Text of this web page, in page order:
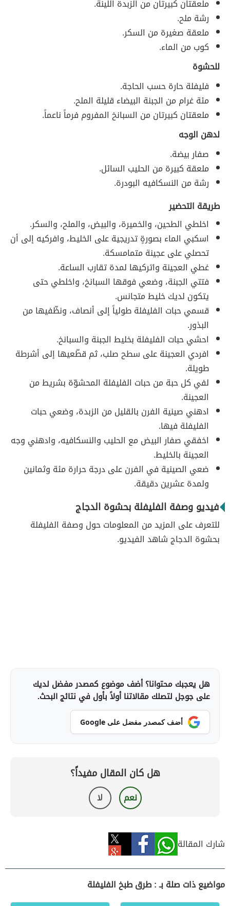
ملعقتان كبيرتان من الزبدة اللينة.
رشة ملح.
ملعقة صغيرة من السكر.
كوب من الماء.
للحشوة
فليفلة حارة حسب الحاجة.
مئة غرام من الجبنة البيضاء قليلة الملح.
ملعقتان كبيرتان من السبانخ المفروم فرماً ناعماً.
لدهن الوجه
صفار بيضة.
ملعقة كبيرة من الحليب السائل.
رشة من النسكافيه البودرة.
طريقة التحضير
اخلطي الطحين، والخميرة، والبيض، والملح، والسكر.
اسكبي الماء بصورةٍ تدريجية على الخليط، وافركيه إلى أن
تحصلي على عجينة متمامسكة.
غطي العجينة واتركيها لمدة تقارب الساعة.
فتتي الجبنة، وضعي فوقها السبانخ، واخلطي حتى
يتكون لديك خليط متجانس.
قسمي حبات الفليفلة طولياً إلى أنصاف، ونظّفيها من
البذور.
احشي حبات الفليفلة بخليط الجبنة والسبانخ.
افردي العجينة على سطح صلب، ثم قطّعيها إلى أشرطة
طويلة.
لفي كل حبة من حبات الفليفلة المحشوّة بشريط من
العجينة.
ادهني صينية الفرن بالقليل من الزبدة، وضعي حبات
الفليفلة فيها.
اخفقي صفار البيض مع الحليب والنسكافيه، وادهني وجه
العجينة بالخليط.
ضعي الصينية في الفرن على درجة حرارة مئة وثمانين
ولمدة عشرين دقيقة.
فيديو وصفة الفليفلة بحشوة الدجاج
للتعرف على المزيد من المعلومات حول وصفة الفليفلة
بحشوة الدجاج شاهد الفيديو.
هل يعجبك محتوانا؟ أضف موضوع كمصدر مفضل لديك
على جوجل لتصلك مقالاتنا أولاً بأول في نتائج البحث.
أضف كمصدر مفضل على Google
هل كان المقال مفيداً؟
نعم لا
شارك المقالة
مواضيع ذات صلة بـ : طرق طبخ الفليفلة